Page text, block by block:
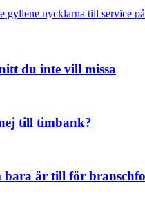
gyllene nycklarna till service
du inte vill missa
till timbank?
bara är till för